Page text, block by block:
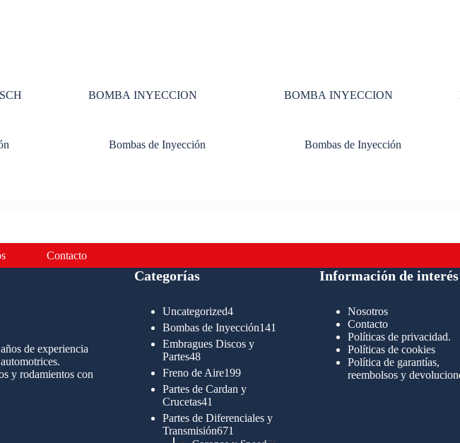
BOMBA INYECCION
Bombas de Inyección
BOMBA INYECCION
Bombas de Inyección
Contacto
de experiencia
y rodamientos con
Categorías
Uncategorized44
productos
Bombas de Inyección141
Embragues Discos y
Partes4848
productos
Freno de Aire199199
productos
Partes de Cardan y
Crucetas41
productos
Partes de Diferenciales y
Transmisión671
Información de interés
Nosotros
Contacto
Políticas de privacidad.
Políticas de cookies
Política de garantías,
reembolsos y